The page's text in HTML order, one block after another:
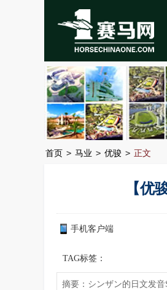
首页 > 马业 > 优骏 > 正文
【优
手机客户端
TAG标签：
摘要：シンザン的日文发